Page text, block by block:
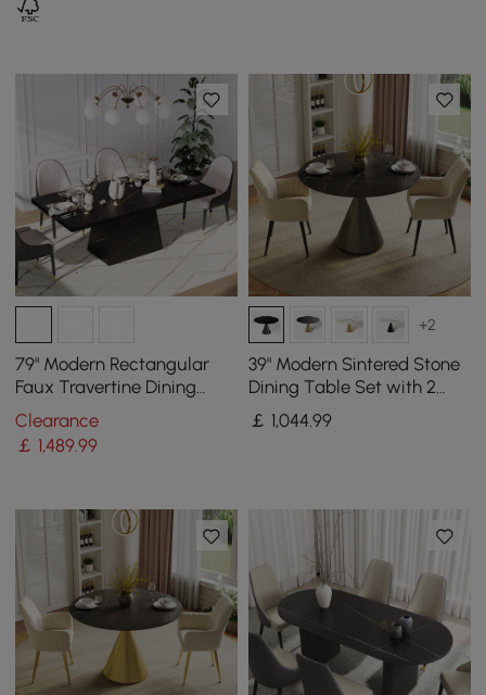
79" Modern Rectangular
Faux Travertine Dining
Table, Indoor/Outdoor,
Seats 6-8
Clearance
￡ 1,489.99
+2
39" Modern Sintered Stone
Dining Table Set with 2
Chairs
￡ 1,044 .99